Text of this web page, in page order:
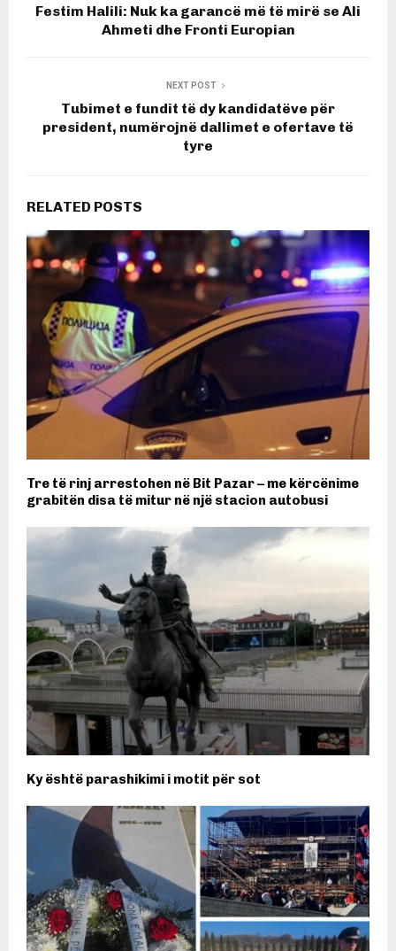
Festim Halili: Nuk ka garancë më të mirë se Ali
Ahmeti dhe Fronti Europian
NEXT POST
Tubimet e fundit të dy kandidatëve për
president, numërojnë dallimet e ofertave të
tyre
RELATED POSTS
Tre të rinj arrestohen në Bit Pazar – me kërcënime
grabitën disa të mitur në një stacion autobusi
Ky është parashikimi i motit për sot